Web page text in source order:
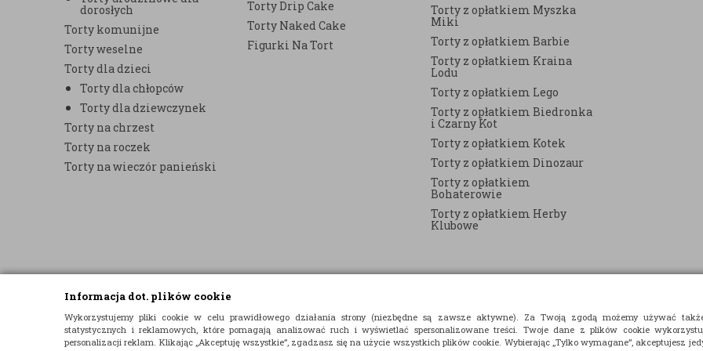
Informacja dot. plików cookie
Wykorzystujemy pliki cookie w celu prawidłowego działania strony (niezbędne są zawsze aktywne). Za Twoją zgodą możemy używać
statystycznych i reklamowych, które pomagają analizować ruch i wyświetlać spersonalizowane treści. Twoje dane z plików cookie
personalizacji reklam. Klikając „Akceptuję wszystkie”, zgadzasz się na użycie wszystkich plików cookie. Wybierając „Tylko wymagane”, akceptujesz
dorosłych
Torty komunijne
Torty weselne
Torty dla dzieci
Torty dla chłopców
Torty dla dziewczynek
Torty na chrzest
Torty na roczek
Torty na wieczór panieński
Torty Drip Cake
Torty Naked Cake
Figurki Na Tort
Torty z opłatkiem Myszka
Miki
Torty z opłatkiem Barbie
Torty z opłatkiem Kraina
Lodu
Torty z opłatkiem Lego
Torty z opłatkiem Biedronka
i Czarny Kot
Torty z opłatkiem Kotek
Torty z opłatkiem Dinozaur
Torty z opłatkiem
Bohaterowie
Torty z opłatkiem Herby
Klubowe
© 2015 E-TORT.PL - WSZELKIE PRAWA ZASTRZEŻONE
PROJEKT I OPROGRAMOWANIE SKLEPU:EBEXO